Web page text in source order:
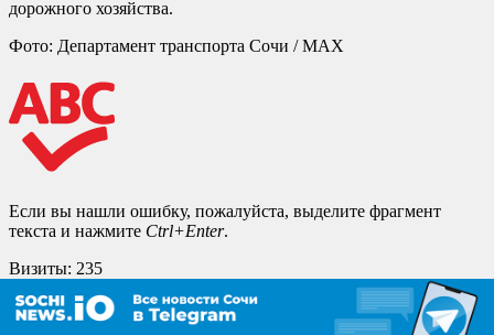
дорожного хозяйства.
Фото: Департамент транспорта Сочи / МАХ
Если вы нашли ошибку, пожалуйста, выделите фрагмент
текста и нажмите Ctrl+Enter.
Визиты: 235